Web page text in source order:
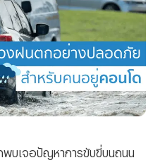
พบเจอปัญหาการขับขี่บนถนน